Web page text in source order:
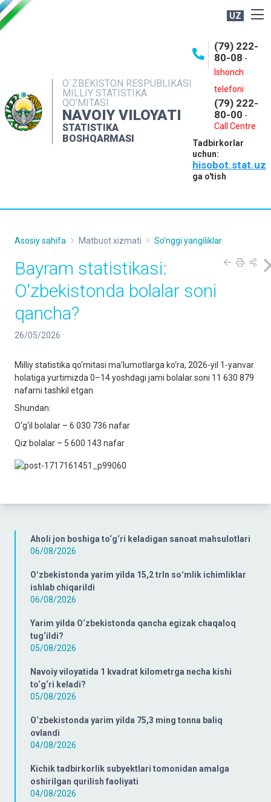
UZ
O`ZBEKISTON RESPUBLIKASI
MILLIY STATISTIKA
QO‘MITASI
NAVOIY VILOYATI
STATISTIKA
BOSHQARMASI
(79) 222-
80-08 -
Ishonch
telefoni
(79) 222-
80-00 -
Call Centre
Tadbirkorlar
uchun:
hisobot.stat.uz
ga o'tish
OCHIQ MA'LUMOTLAR
INTERAKTIV XIZMATLAR
MUROJAATLAR
Aholi jon boshiga to‘g‘ri keladigan sanoat mahsulotlari
06/08/2026
Oʻzbekistonda yarim yilda 15,2 trln soʻmlik ichimliklar
ishlab chiqarildi
06/08/2026
Yarim yilda O‘zbekistonda qancha egizak chaqaloq
tug‘ildi?
05/08/2026
Navoiy viloyatida 1 kvadrat kilometrga necha kishi
to‘g‘ri keladi?
05/08/2026
O‘zbekistonda yarim yilda 75,3 ming tonna baliq
ovlandi
04/08/2026
Kichik tadbirkorlik subyektlari tomonidan amalga
oshirilgan qurilish faoliyati
04/08/2026
Asosiy sahifa Matbuot xizmati So'nggi yangiliklar
Bayram statistikasi:
O‘zbekistonda bolalar soni
qancha?
26/05/2026
Milliy statistika qo‘mitasi ma’lumotlarga ko‘ra, 2026-yil 1-yanvar
holatiga yurtimizda 0–14 yoshdagi jami bolalar soni 11 630 879
nafarni tashkil etgan.
Shundan:
O‘g‘il bolalar – 6 030 736 nafar
Qiz bolalar – 5 600 143 nafar